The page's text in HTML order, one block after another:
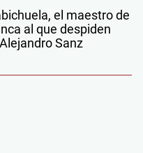
el maestro de
al que despiden
Sanz